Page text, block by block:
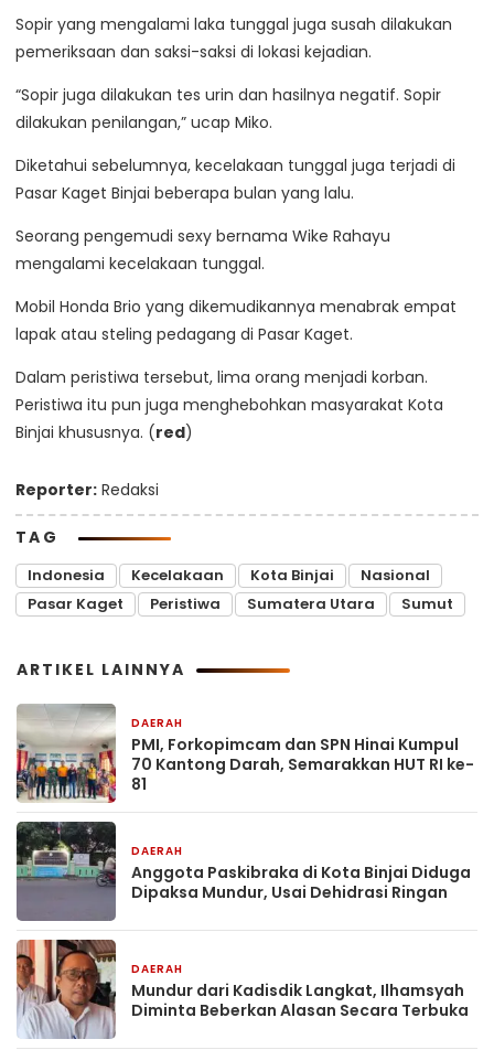
Sopir yang mengalami laka tunggal juga susah dilakukan
pemeriksaan dan saksi-saksi di lokasi kejadian.
“Sopir juga dilakukan tes urin dan hasilnya negatif. Sopir
dilakukan penilangan,” ucap Miko.
Diketahui sebelumnya, kecelakaan tunggal juga terjadi di
Pasar Kaget Binjai beberapa bulan yang lalu.
Seorang pengemudi sexy bernama Wike Rahayu
mengalami kecelakaan tunggal.
Mobil Honda Brio yang dikemudikannya menabrak empat
lapak atau steling pedagang di Pasar Kaget.
Dalam peristiwa tersebut, lima orang menjadi korban.
Peristiwa itu pun juga menghebohkan masyarakat Kota
Binjai khususnya. (red)
Reporter: Redaksi
TAG
Indonesia Kecelakaan Kota Binjai
Nasional
Pasar Kaget
Peristiwa Sumatera Utara Sumut
ARTIKEL LAINNYA
DAERAH
PMI, Forkopimcam dan SPN Hinai Kumpul
70 Kantong Darah, Semarakkan HUT RI ke-
81
DAERAH
Anggota Paskibraka di Kota Binjai Diduga
Dipaksa Mundur, Usai Dehidrasi Ringan
DAERAH
Mundur dari Kadisdik Langkat, Ilhamsyah
Diminta Beberkan Alasan Secara Terbuka